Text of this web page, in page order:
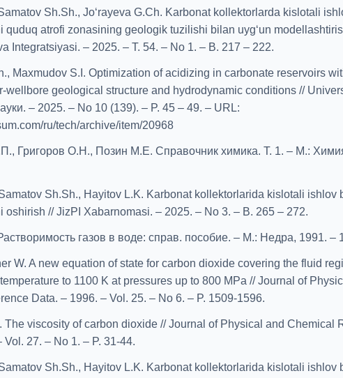
Sh.Sh., Jo‘rayeva G.Ch. Karbonat kollektorlarda kislotali
quduq atrofi zonasining geologik tuzilishi bilan uyg‘un
Integratsiyasi. – 2025. – T. 54. – No 1. – B. 217 – 222.
Maxmudov S.I. Optimization of acidizing in carbonate reservoirs
wellbore geological structure and hydrodynamic conditions //
– 2025. – No 10 (139). – P. 45 – 49. – URL:
ru/tech/archive/item/20968
Григоров О.Н., Позин М.Е. Справочник химика. Т. 1. – М.:
Sh.Sh., Hayitov L.K. Karbonat kollektorlarida kislotali ishlov
oshirish // JizPI Xabarnomasi. – 2025. – No 3. – B. 265 – 272.
газов в воде: справ. пособие. – М.: Недра, 1991. –
W. A new equation of state for carbon dioxide covering the fluid
to 1100 K at pressures up to 800 MPa // Journal of
Data. – 1996. – Vol. 25. – No 6. – P. 1509-1596.
The viscosity of carbon dioxide // Journal of Physical and Chemical
Vol. 27. – No 1. – P. 31-44.
Sh.Sh., Hayitov L.K. Karbonat kollektorlarida kislotali ishlov